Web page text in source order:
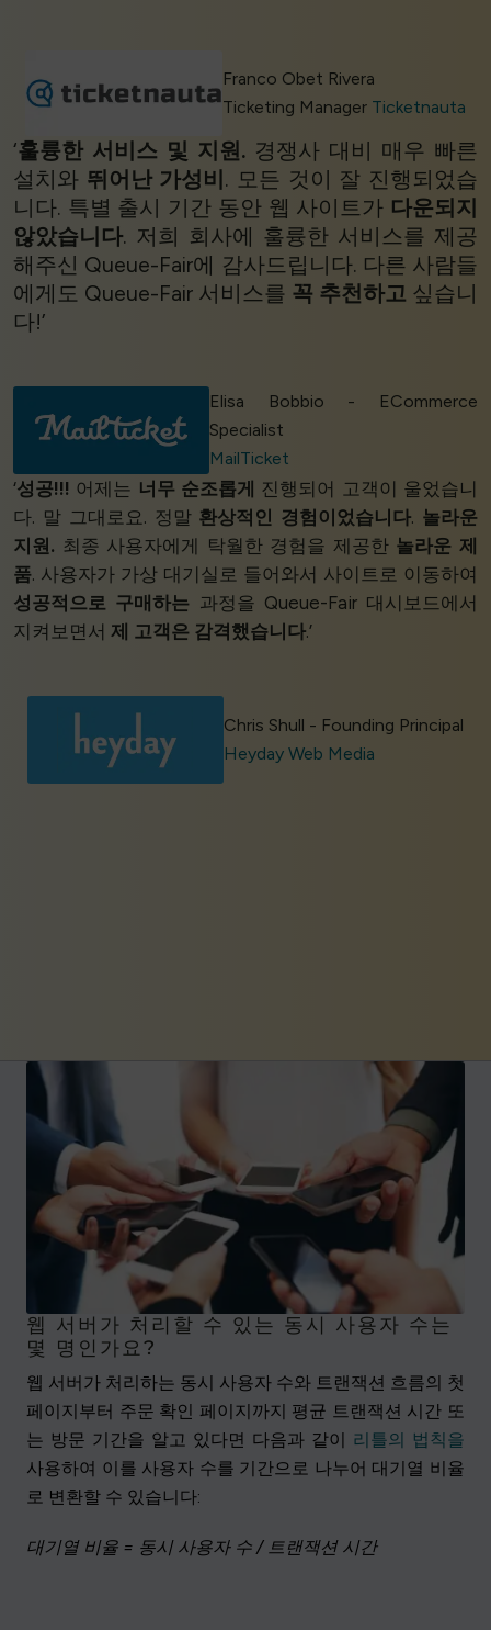
Franco Obet Rivera
Ticketing Manager Ticketnauta
‘훌륭한 서비스 및 지원. 경쟁사 대비 매우 빠른
설치와 뛰어난 가성비 . 모든 것이 잘 진행되었습
니다. 특별 출시 기간 동안 웹 사이트가 다운되지
않았습니다. 저희 회사에 훌륭한 서비스를 제공
해주신 Queue-Fair에 감사드립니다. 다른 사람들
에게도 Queue-Fair 서비스를 꼭 추천하고 싶습니
다!’
Elisa Bobbio - ECommerce
Specialist
MailTicket
‘성공!!! 어제는 너무 순조롭게
진행되어 고객이 울었습니
다. 말 그대로요. 정말 환상적인 경험이었습니다. 놀라운
지원. 최종 사용자에게 탁월한 경험을 제공한 놀라운 제
품. 사용자가 가상 대기실로 들어와서 사이트로 이동하여
성공적으로 구매하는 과정을 Queue-Fair 대시보드에서
지켜보면서 제 고객은 감격했습니다.’
Chris Shull - Founding Principal
Heyday Web Media
웹 서버가 처리할 수 있는 동시 사용자 수는
몇 명인가요?
웹 서버가 처리하는 동시 사용자 수와 트랜잭션 흐름의 첫
페이지부터 주문 확인 페이지까지 평균 트랜잭션 시간 또
는 방문 기간을 알고 있다면 다음과 같이 리틀의 법칙을
사용하여 이를 사용자 수를 기간으로 나누어 대기열 비율
로 변환할 수 있습니다:
대기열 비율 = 동시 사용자 수 / 트랜잭션 시간